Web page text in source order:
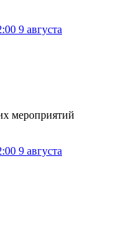
9 августа
мероприятий
9 августа